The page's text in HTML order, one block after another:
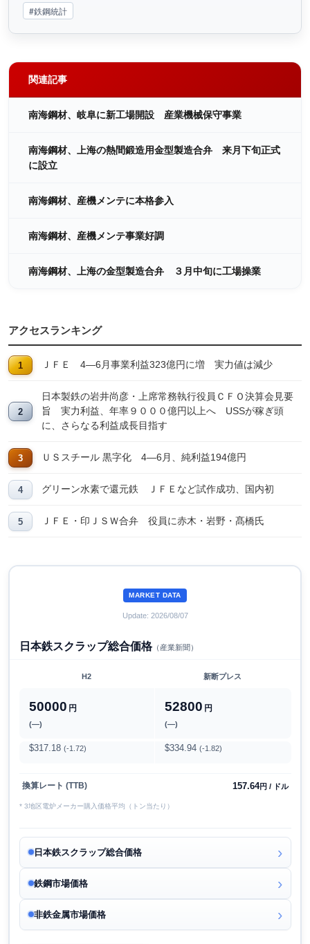
#鉄鋼統計
関連記事
南海鋼材、岐阜に新工場開設 産業機械保守事業
南海鋼材、上海の熱間鍛造用金型製造合弁 来月下旬正式
に設立
南海鋼材、産機メンテに本格参入
南海鋼材、産機メンテ事業好調
南海鋼材、上海の金型製造合弁 ３月中旬に工場操業
アクセスランキング
ＪＦＥ 4―6月事業利益323億円に増 実力値は減少
日本製鉄の岩井尚彦・上席常務執行役員ＣＦＯ決算会見要
旨 実力利益、年率９０００億円以上へ USSが稼ぎ頭
に、さらなる利益成長目指す
ＵＳスチール 黒字化 4―6月、純利益194億円
グリーン水素で還元鉄 ＪＦＥなど試作成功、国内初
ＪＦＥ・印ＪＳＷ合弁 役員に赤木・岩野・髙橋氏
MARKET DATA
Update: 2026/08/07
日本鉄スクラップ総合価格（産業新聞）
H2 新断プレス
50000 円
(―)
52800 円
(―)
$317.18 (-1.72) $334.94 (-1.82)
換算レート (TTB) 157.64円 / ドル
* 3地区電炉メーカー購入価格平均（トン当たり）
日本鉄スクラップ総合価格
鉄鋼市場価格
非鉄金属市場価格